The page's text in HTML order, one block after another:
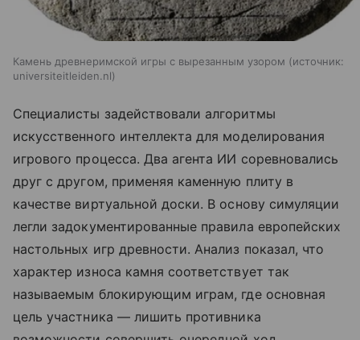
Камень древнеримской игры с вырезанным узором
источник:
universiteitleiden.nl
Специалисты задействовали алгоритмы
искусственного интеллекта для моделирования
игрового процесса. Два агента ИИ соревновались
друг с другом, применяя каменную плиту в
качестве виртуальной доски. В основу симуляции
легли задокументированные правила европейских
настольных игр древности. Анализ показал, что
характер износа камня соответствует так
называемым блокирующим играм, где основная
цель участника — лишить противника